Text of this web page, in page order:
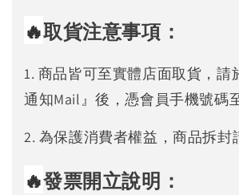
🔥取貨注意事項：
1. 商品皆可至實體店面取貨，請
通知Mail』後，憑會員手機號碼
2. 為保護消費者權益，商品拆封
🔥發票開立說明：